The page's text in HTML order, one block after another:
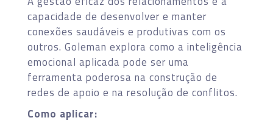
capacidade de desenvolver e manter
conexões saudáveis e produtivas com os
outros. Goleman explora como a inteligência
emocional aplicada pode ser uma
ferramenta poderosa na construção de
redes de apoio e na resolução de conflitos.
Como aplicar: